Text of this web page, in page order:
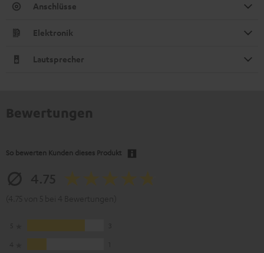
Anschlüsse
Elektronik
Lautsprecher
So bewerten Kunden dieses Produkt